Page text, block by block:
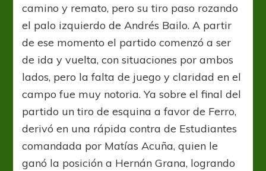
camino y remato, pero su tiro paso rozando
el palo izquierdo de Andrés Bailo. A partir
de ese momento el partido comenzó a ser
de ida y vuelta, con situaciones por ambos
lados, pero la falta de juego y claridad en el
campo fue muy notoria. Ya sobre el final del
partido un tiro de esquina a favor de Ferro,
derivó en una rápida contra de Estudiantes
comandada por Matías Acuña, quien le
ganó la posición a Hernán Grana, logrando